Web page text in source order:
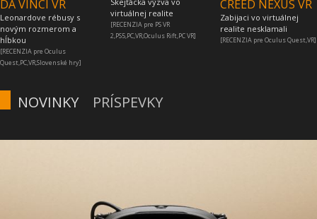
DA VINCI VR
Leonardove rébusy s
novým rozmerom a
hĺbkou
[RECENZIA pre Oculus
Quest,PC,VR,Slovenské hry]
virtuálnej realite
[RECENZIA pre PS VR
2,PS5,PC,VR,Oculus Rift,PC VR]
CREED NEXUS VR
Zabijaci vo virtuálnej
realite nesklamali
[RECENZIA pre Oculus Quest,VR]
NOVINKY PRÍSPEVKY